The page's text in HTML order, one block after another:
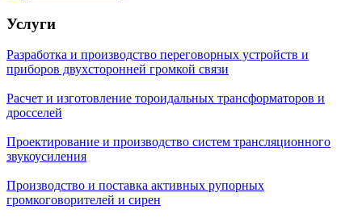
Услуги
Разработка и производство переговорных устройств и
приборов двухсторонней громкой связи
Расчет и изготовление тороидальных трансформаторов и
дросселей
Проектирование и производство систем трансляционного
звукоусиления
Производство и поставка активных рупорных
громкоговорителей и сирен